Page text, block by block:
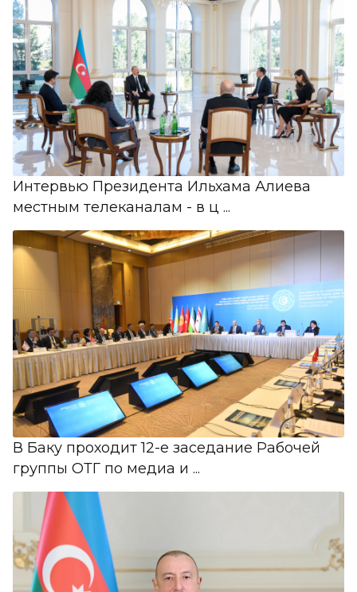
Интервью Президента Ильхама Алиева
местным телеканалам - в ц ...
В Баку проходит 12-е заседание Рабочей
группы ОТГ по медиа и ...